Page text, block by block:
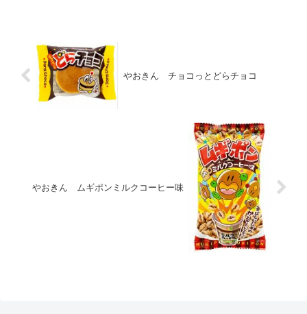
やおきん チョコっとどらチョコ
やおきん ムギポンミルクコーヒー味